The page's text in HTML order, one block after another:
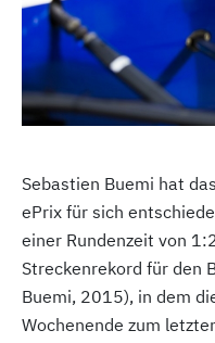
Sebastien Buemi hat
ePrix für sich
einer Rundenzeit von
Streckenrekord für den
Buemi, 2015), in dem
Wochenende zum